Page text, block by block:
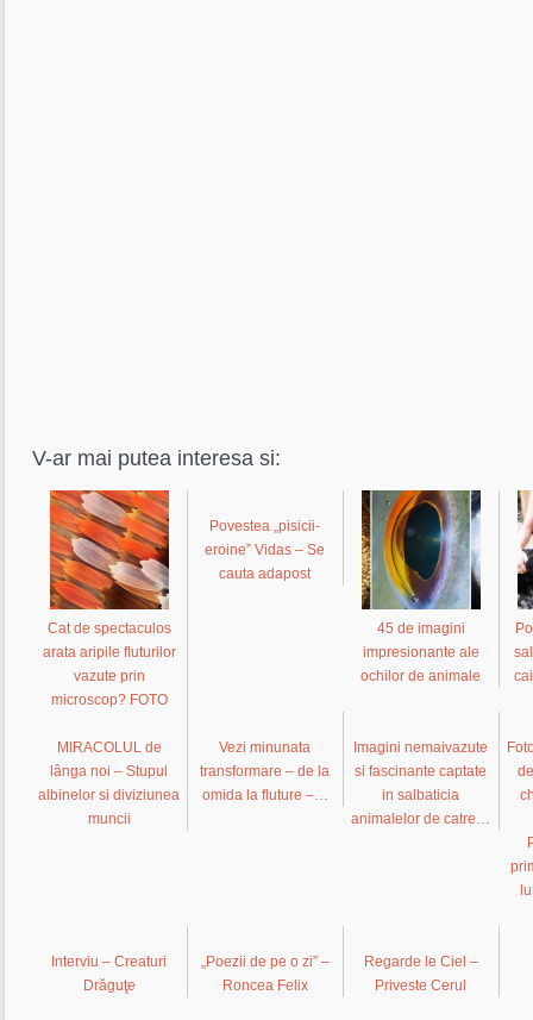
V-ar mai putea interesa si:
Cat de spectaculos
arata aripile fluturilor
vazute prin
microscop? FOTO
Povestea „pisicii-
eroine” Vidas – Se
cauta adapost
45 de imagini
impresionante ale
ochilor de animale
MIRACOLUL de
lânga noi – Stupul
albinelor si diviziunea
muncii
Vezi minunata
transformare – de la
omida la fluture –…
Imagini nemaivazute
si fascinante captate
in salbaticia
animalelor de catre…
Interviu – Creaturi
Drăguţe
„Poezii de pe o zi” –
Roncea Felix
Regarde le Ciel –
Priveste Cerul